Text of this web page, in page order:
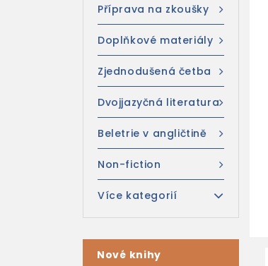
Příprava na zkoušky
Doplňkové materiály
Zjednodušená četba
Dvojjazyčná literatura
Beletrie v angličtině
Non-fiction
Více kategorií
Nové knihy